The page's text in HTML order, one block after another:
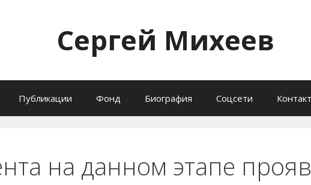
Сергей Михеев
Публикации Фонд Биография Соцсети Контакт
на данном этапе